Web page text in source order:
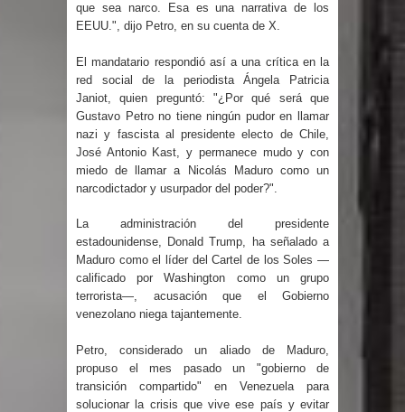
DIGEIG y Liga Municipal Dominicana
transparencia a través SISMAP
La Fiscalía de Bolivia ordena la
Morales
Calor extremo para este jueves en
gran parte del territorio nacional
Miles de marroquíes cruzan la
frontera en masa para entrar a
que sea narco. Esa es una narrativa de los
EEUU.", dijo Petro, en su cuenta de X.
El mandatario respondió así a una crítica en la
red social de la periodista Ángela Patricia
Janiot, quien preguntó: "¿Por qué será que
Gustavo Petro no tiene ningún pudor en llamar
nazi y fascista al presidente electo de Chile,
José Antonio Kast, y permanece mudo y con
miedo de llamar a Nicolás Maduro como un
narcodictador y usurpador del poder?".
La administración del presidente
estadounidense, Donald Trump, ha señalado a
Maduro como el líder del Cartel de los Soles —
calificado por Washington como un grupo
terrorista—, acusación que el Gobierno
venezolano niega tajantemente.
Petro, considerado un aliado de Maduro,
propuso el mes pasado un "gobierno de
transición compartido" en Venezuela para
solucionar la crisis que vive ese país y evitar